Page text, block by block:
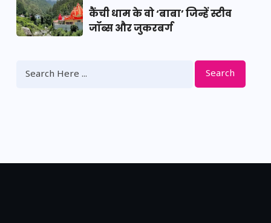
कैंची धाम के वो ‘बाबा’ जिन्हें स्टीव
जॉब्स और जुकरबर्ग
Search